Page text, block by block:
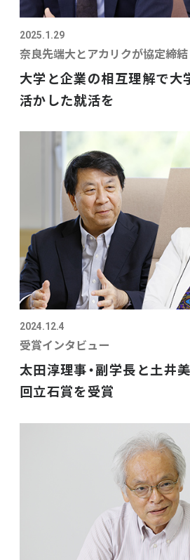
2025.1.29
奈良先端大とアカリクが協定締結
大学と企業の相互理解で大
活かした就活を
2024.12.4
受賞インタビュー
太田淳理事・副学長と土井
回立石賞を受賞